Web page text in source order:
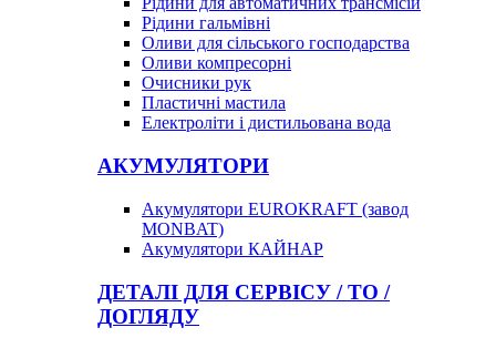
Рідини гальмівні
Оливи для сільського господарства
Оливи компресорні
Очисники рук
Пластичні мастила
Електроліти і дистильована вода
АКУМУЛЯТОРИ
Акумулятори EUROKRAFT (завод
MONBAT)
Акумулятори КАЙНАР
ДЕТАЛІ ДЛЯ СЕРВІСУ / ТО /
ДОГЛЯДУ